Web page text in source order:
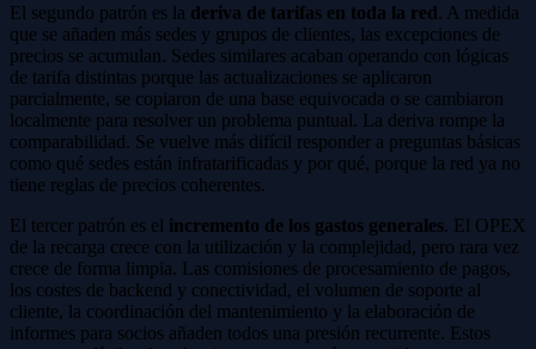
El segundo patrón es la deriva de tarifas en toda la red. A medida
que se añaden más sedes y grupos de clientes, las excepciones de
precios se acumulan. Sedes similares acaban operando con lógicas
de tarifa distintas porque las actualizaciones se aplicaron
parcialmente, se copiaron de una base equivocada o se cambiaron
localmente para resolver un problema puntual. La deriva rompe la
comparabilidad. Se vuelve más difícil responder a preguntas básicas
como qué sedes están infratarificadas y por qué, porque la red ya no
tiene reglas de precios coherentes.
El tercer patrón es el incremento de los gastos generales. El OPEX
de la recarga crece con la utilización y la complejidad, pero rara vez
crece de forma limpia. Las comisiones de procesamiento de pagos,
los costes de backend y conectividad, el volumen de soporte al
cliente, la coordinación del mantenimiento y la elaboración de
informes para socios añaden todos una presión recurrente. Estos